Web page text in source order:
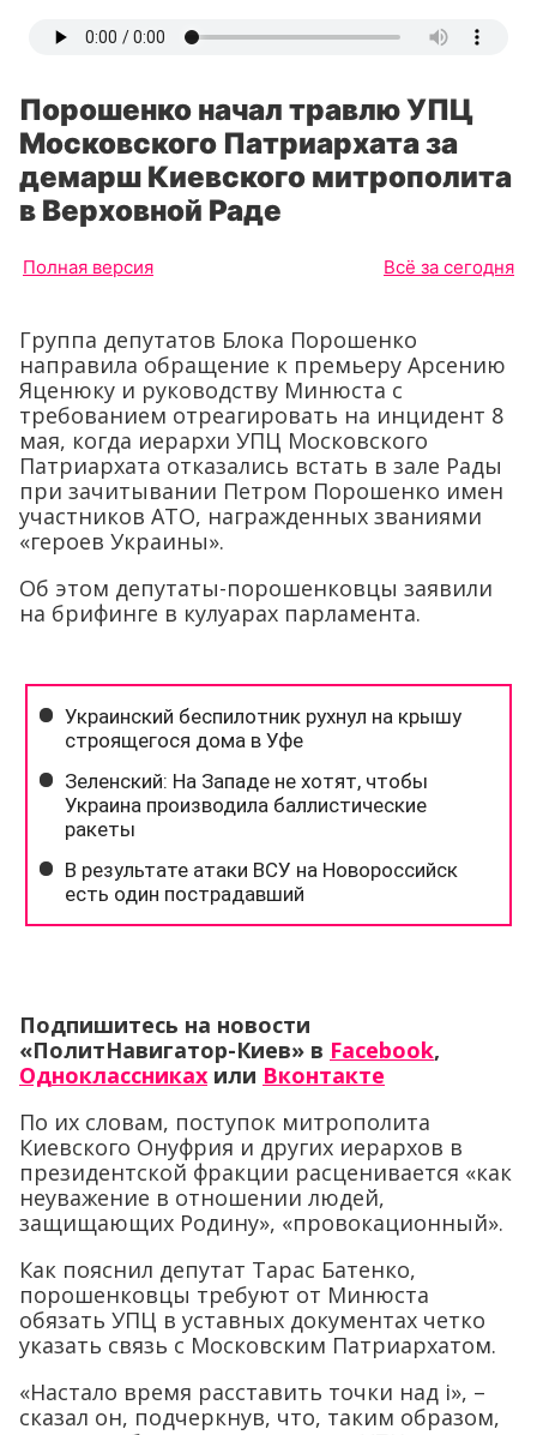
Порошенко начал травлю УПЦ
Московского Патриархата за
демарш Киевского митрополита
в Верховной Раде
Полная версия Всё за сегодня
Группа депутатов Блока Порошенко
направила обращение к премьеру Арсению
Яценюку и руководству Минюста с
требованием отреагировать на инцидент 8
мая, когда иерархи УПЦ Московского
Патриархата отказались встать в зале Рады
при зачитывании Петром Порошенко имен
участников АТО, награжденных званиями
«героев Украины».
Об этом депутаты-порошенковцы заявили
на брифинге в кулуарах парламента.
Подпишитесь на новости
«ПолитНавигатор-Киев» в Facebook,
Одноклассниках или Вконтакте
По их словам, поступок митрополита
Киевского Онуфрия и других иерархов в
президентской фракции расценивается «как
неуважение в отношении людей,
защищающих Родину», «провокационный».
Как пояснил депутат Тарас Батенко,
порошенковцы требуют от Минюста
обязать УПЦ в уставных документах четко
указать связь с Московским Патриархатом.
«Настало время расставить точки над i», –
сказал он, подчеркнув, что, таким образом,